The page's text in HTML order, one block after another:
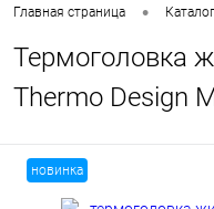
Главная страница •
Термоголовка
Thermo Design
новинка